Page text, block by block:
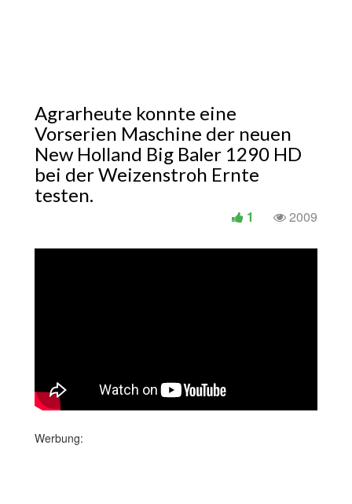
Agrarheute konnte eine
Vorserien Maschine der neuen
New Holland Big Baler 1290 HD
bei der Weizenstroh Ernte
testen.
2009
1
Werbung: